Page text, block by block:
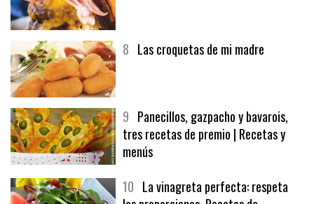
9Panecillos, gazpacho y bavarois,
tres recetas de premio | Recetas y
menús